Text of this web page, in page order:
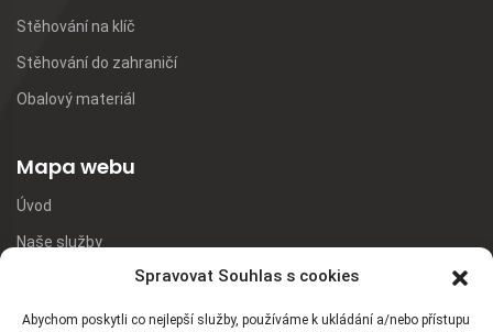
Spravovat Souhlas s cookies
Abychom poskytli co nejlepší služby, používáme k ukládání a/nebo přístupu
Stěhování na klíč
Stěhování do zahraničí
Obalový materiál
Mapa webu
Úvod
Naše služby
Poptávka